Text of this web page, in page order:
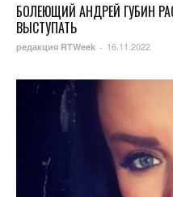
БОЛЕЮЩИЙ АНДРЕЙ ГУБИН
ВЫСТУПАТЬ
редакция RTWeek - 16.11.2022